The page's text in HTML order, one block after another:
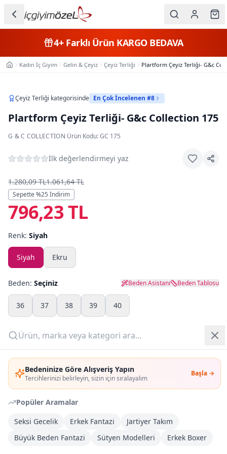
Bedeninize Göre Alışveriş Yapın
Tercihlerinizi belirleyin, sizin için sıralayalım
Başla →
Popüler Aramalar
Seksi Gecelik
Erkek Fantazi
Jartiyer Takım
Büyük Beden Fantazi
Sütyen Modelleri Erkek Boxer
Kategorileri
Erkek
Çocuk
Fantazi
Büyük
Markalar
Yazlık Pijama
Kampanyalar
Yeni Gelenler
OUTLET
Giriş Yap
Üye Ol
4+Farklı Ürün KARGO BEDAVA
Ana SayfaKadın İç Giyim Gelin & Çeyiz Çeyiz Terliği Plartform Çeyiz Terliği- G&c
Çeyiz Terliği kategorisinde En Çok İncelenen #8
Plartform Çeyiz Terliği- G&c Collection 175
G & C COLLECTION·Ürün Kodu:GC 175
İlk değerlendirmeyi yaz
1.280,09 TL1.061,64 TL
Sepette %25 İndirim
796,23 TL
Renk: Siyah
Siyah Ekru
Beden: Seçiniz Beden Asistanı Beden Tablosu
36 37 38 39 40
Adet:
Sepete Ekle
Şimdi Al
DHL Kargoya Teslim
İlk iş günü kargoda